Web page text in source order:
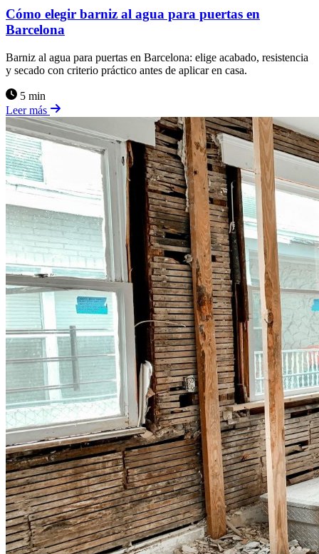
Cómo elegir barniz al agua para puertas en
Barcelona
Barniz al agua para puertas en Barcelona: elige acabado, resistencia
y secado con criterio práctico antes de aplicar en casa.
5 min
Leer más